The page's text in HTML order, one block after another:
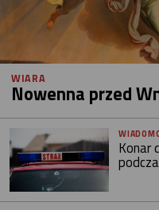
WIARA
Nowenna przed
Konar